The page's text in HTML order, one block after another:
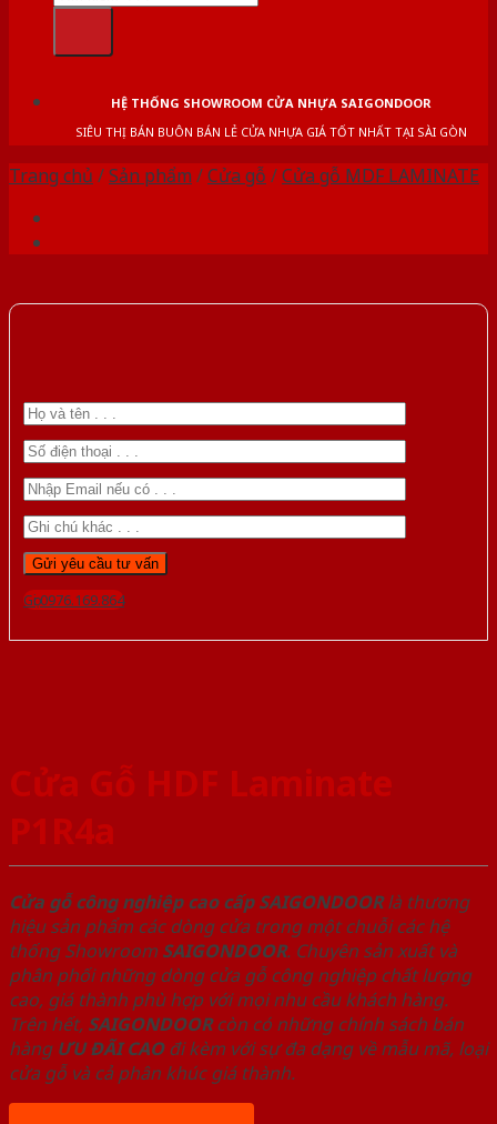
HỆ THỐNG SHOWROOM CỬA NHỰA SAIGONDOOR
SIÊU THỊ BÁN BUÔN BÁN LẺ CỬA NHỰA GIÁ TỐT NHẤT TẠI SÀI GÒN
Trang chủ /Sản phẩm /Cửa gỗ /Cửa gỗ MDF LAMINATE
Gọi 0976.169.864
Cửa Gỗ HDF Laminate
P1R4a
Cửa gỗ công nghiệp cao cấp SAIGONDOORlà thương
hiệu sản phẩm các dòng cửa trong một chuỗi các hệ
thống Showroom SAIGONDOOR. Chuyên sản xuất và
phân phối những dòng cửa gỗ công nghiệp chất lượng
cao, giá thành phù hợp với mọi nhu cầu khách hàng.
Trên hết, SAIGONDOORcòn có những chính sách bán
hàng ƯU ĐÃI CAOđi kèm với sự đa dạng về mẫu mã, loại
cửa gỗ và cả phân khúc giá thành.